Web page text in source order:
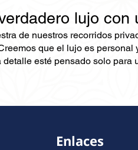
lujo con
de nuestros recorridos
que el lujo es
esté pensado solo para
Enlaces